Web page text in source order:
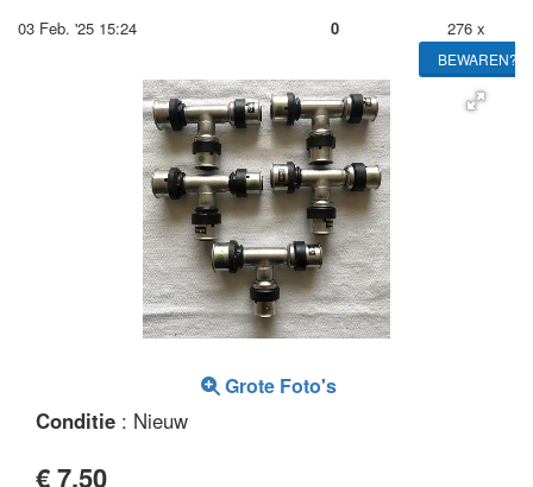
03 Feb. '25 15:24 0 276 x
BEWAREN?
Grote Foto's
Conditie : Nieuw
€ 7,50